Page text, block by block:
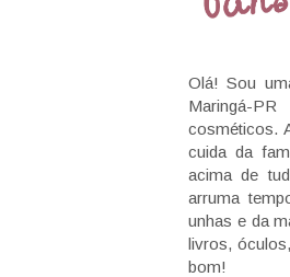
Olá! Sou
Maringá-
cosméticos.
cuida da
acima de
arruma
unhas e da
livros,
bom!